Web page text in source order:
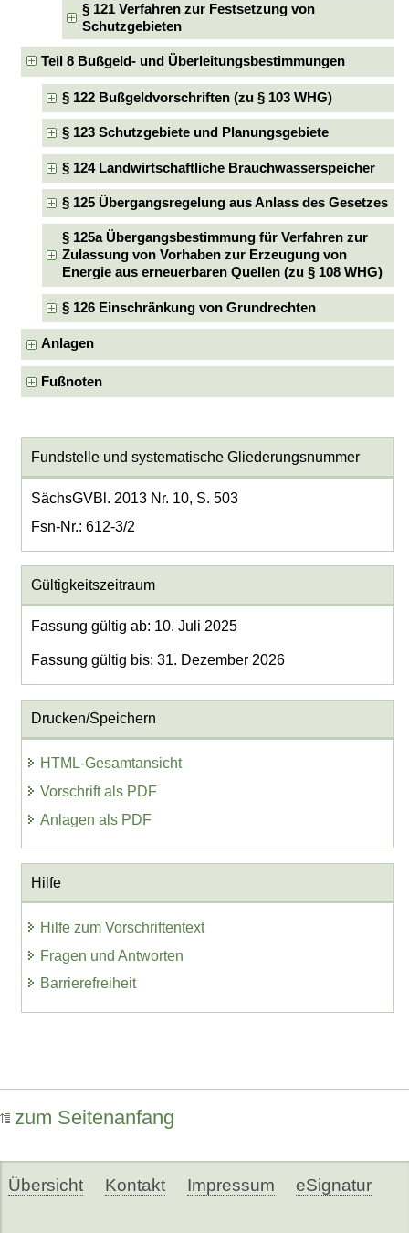
§ 121 Verfahren zur Festsetzung von
Schutzgebieten
Teil 8 Bußgeld- und Überleitungsbestimmungen
§ 122 Bußgeldvorschriften (zu § 103 WHG)
§ 123 Schutzgebiete und Planungsgebiete
§ 124 Landwirtschaftliche Brauchwasserspeicher
§ 125 Übergangsregelung aus Anlass des Gesetzes
§ 125a Übergangsbestimmung für Verfahren zur
Zulassung von Vorhaben zur Erzeugung von
Energie aus erneuerbaren Quellen (zu § 108 WHG)
§ 126 Einschränkung von Grundrechten
Anlagen
Fußnoten
Fundstelle und systematische Gliederungsnummer
SächsGVBl. 2013 Nr. 10, S. 503
Fsn-Nr.: 612-3/2
Gültigkeitszeitraum
Fassung gültig ab: 10. Juli 2025
Fassung gültig bis: 31. Dezember 2026
Drucken/Speichern
HTML-Gesamtansicht
Vorschrift als PDF
Anlagen als PDF
Hilfe
Hilfe zum Vorschriftentext
Fragen und Antworten
Barrierefreiheit
zum Seitenanfang
Übersicht Kontakt Impressum eSignatur